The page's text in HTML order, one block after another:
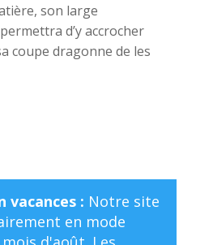
son large
d’y accrocher
coupe dragonne de les
vacances : Notre site
en mode